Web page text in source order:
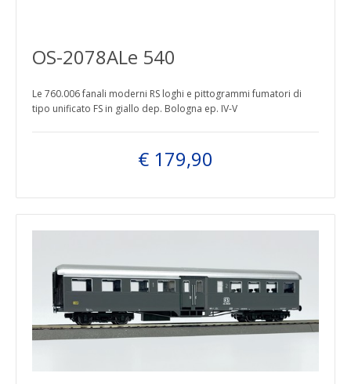
OS-2078ALe 540
Le 760.006 fanali moderni RS loghi e pittogrammi fumatori di
tipo unificato FS in giallo dep. Bologna ep. IV-V
€ 179,90